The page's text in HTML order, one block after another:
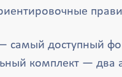
самый доступный
комплект — два